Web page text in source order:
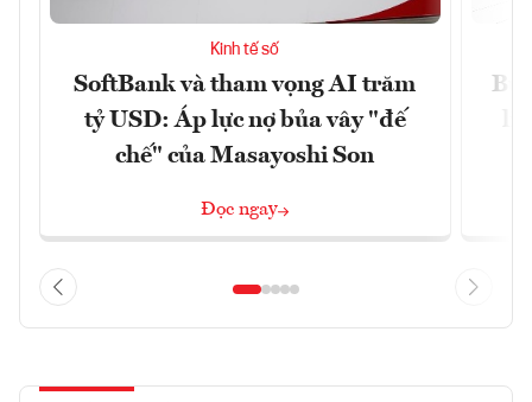
Kinh tế số
SoftBank và tham vọng AI trăm
tỷ USD: Áp lực nợ bủa vây "đế
chế" của Masayoshi Son
Đọc ngay